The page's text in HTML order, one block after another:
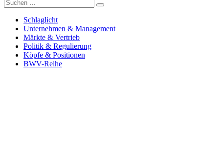
Versicherungswirtschaft-heute
nach:
Schlaglicht
Unternehmen & Management
Märkte & Vertrieb
Politik & Regulierung
Köpfe & Positionen
BWV-Reihe